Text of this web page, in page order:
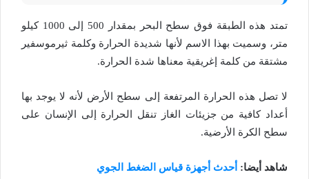
تمتد هذه الطبقة فوق سطح البحر بمقدار 500 إلى 1000 كيلو
متر، وسميت بهذا الاسم لأنها شديدة الحرارة وكلمة ثيرموسفير
مشتقة من كلمة إغريقية معناها شدة الحرارة.
لا تصل هذه الحرارة المرتفعة إلى سطح الأرض لأنه لا يوجد بها
أعداد كافية من جزيئات الغاز تنقل الحرارة إلى الإنسان على
سطح الكرة الأرضية.
شاهد أيضا: أحدث أجهزة قياس الضغط الجوي